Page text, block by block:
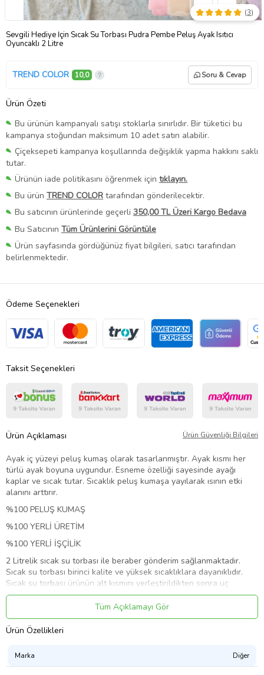
Sevgili Hediye İçin Sıcak Su Torbası Pudra Pembe Peluş Ayak Isıtıcı
Oyuncaklı 2 Litre
(3)
TREND COLOR 10,0 Soru & Cevap
Ürün Özeti
Bu ürünün kampanyalı satışı stoklarla sınırlıdır. Bir tüketici bu
kampanya stoğundan maksimum 10 adet satın alabilir.
Çiçeksepeti kampanya koşullarında değişiklik yapma hakkını saklı
tutar.
Ürünün iade politikasını öğrenmek için tıklayın.
Bu ürün TREND COLOR tarafından gönderilecektir.
Bu satıcının ürünlerinde geçerli 350,00 TL Üzeri Kargo Bedava
Bu Satıcının Tüm Ürünlerini Görüntüle
Ürün sayfasında gördüğünüz fiyat bilgileri, satıcı tarafından
belirlenmektedir.
Ödeme Seçenekleri
Taksit Seçenekleri
Ürün Açıklaması Ürün Güvenliği Bilgileri
Ayak iç yüzeyi peluş kumaş olarak tasarlanmıştır. Ayak kısmı her
türlü ayak boyuna uygundur. Esneme özelliği sayesinde ayağı
kaplar ve sıcak tutar. Sıcaklık peluş kumaşa yayılarak ısının etki
alanını arttırır.
%100 PELUŞ KUMAŞ
%100 YERLİ ÜRETİM
%100 YERLİ İŞÇİLİK
2 Litrelik sıcak su torbası ile beraber gönderim sağlanmaktadır.
Sıcak su torbası birinci kalite ve yüksek sıcaklıklara dayanıklıdır.
Sıcak su torbası ürünün alt kısmını yerleştirildikten sonra uç
kısımda yer alan ağızdan doldurulur. Yaklaşık 6 saate kadar
sıcaklığı etkin bir şekilde korumaktadır. Ayak bölümünün iç kısmının
peluş olmasından dolayı sıcaklığı uzun bir süre etkin bir şekilde
korur. Vücudun her kısmında kullanıma uygun bir şekilde dizayn
erişemeyeceği yerlerde muhafaza ediniz.
Ürün Kodu:kcm42576897
Tüm Açıklamayı Gör
Ürün Özellikleri
Marka Diğer